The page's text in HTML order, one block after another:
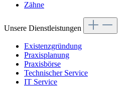
Zähne
Unsere Dienstleistungen
Existenzgründung
Praxisplanung
Praxisbörse
Technischer Service
IT Service